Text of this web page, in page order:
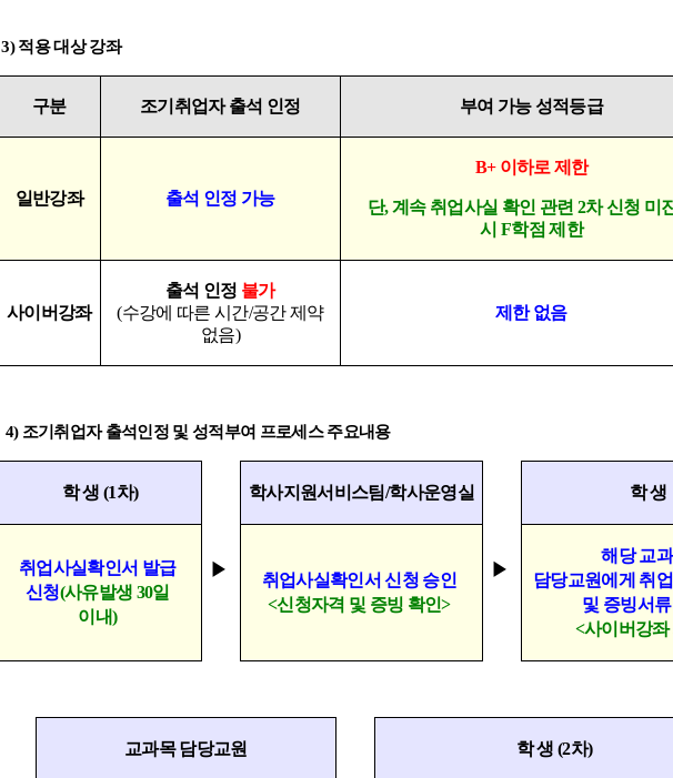
3)적용 대상 강좌
구분 조기취업자 출석 인정 부여 가능 성적등급
일반강좌 출석 인정 가능
B+ 이하로 제한
단,계속 취업사실 확인 관련 2차 신청 미
시 F학점 제한
사이버강좌
출석 인정 불가
(수강에 따른 시간/공간 제약
없음)
제한 없음
4) 조기취업자 출석인정 및 성적부여 프로세스 주요내용
학 생 (1차) 학사지원서비스팀/학사운영실 학 생
취업사실확인서 발급
신청(사유발생 30일
이내)
▶
취업사실확인서 신청 승인
<신청자격 및 증빙 확인>
▶
해당 교
담당교원에게 취
및 증빙서
<사이버강좌
교과목 담당교원 학 생 (2차)